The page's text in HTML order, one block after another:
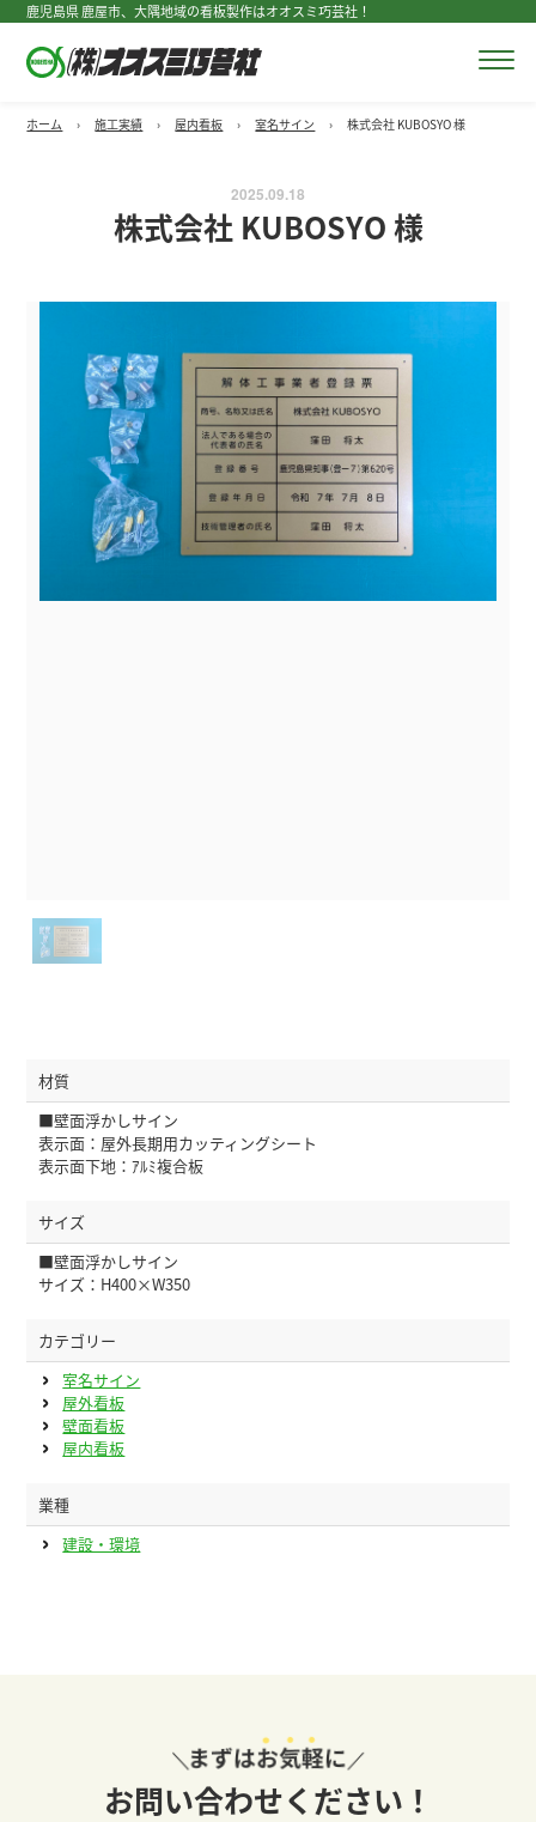
鹿児島県 鹿屋市、大隅地域の看板製作はオオスミ巧芸社！
ホーム › 施工実績 › 屋内看板 › 室名サイン › 株式会社 KUBOSYO 様
2025.09.18
株式会社 KUBOSYO 様
材質
■壁面浮かしサイン
表示面：屋外長期用カッティングシート
表示面下地：ｱﾙﾐ複合板
サイズ
■壁面浮かしサイン
サイズ：H400×W350
カテゴリー
室名サイン
屋外看板
壁面看板
屋内看板
業種
建設・環境
お問い合わせください！